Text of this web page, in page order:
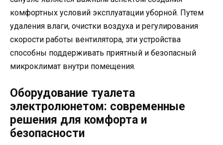
комфортных условий эксплуатации уборной. Путем
удаления влаги, очистки воздуха и регулирования
скорости работы вентилятора, эти устройства
способны поддерживать приятный и безопасный
микроклимат внутри помещения.
Оборудование туалета
электролюнетом: современные
решения для комфорта и
безопасности